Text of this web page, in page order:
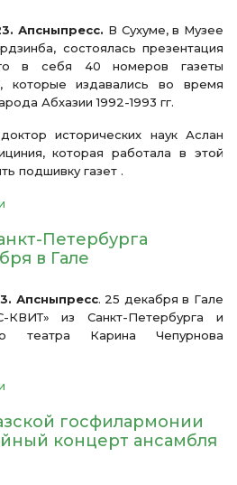
Апсныпресс. В Сухуме, в Музее
состоялась презентация
в себя 40 номеров газеты
которые издавались во время
Абхазии 1992-1993 гг.
исторических наук Аслан
которая работала в этой
подшивку газет .
Петербурга
в Гале
Апсныпресс. 25 декабря в Гале
КВИТ» из Санкт-Петербурга и
театра Карина Чепурнова
госфилармонии
концерт ансамбля